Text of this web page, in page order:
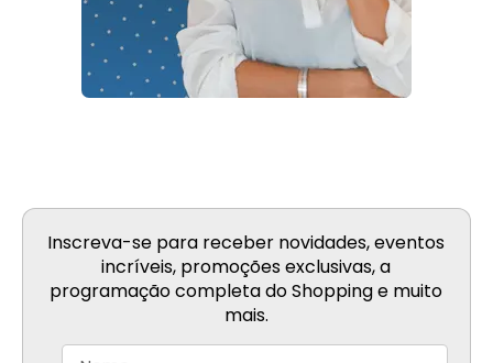
Inscreva-se para receber novidades, eventos
incríveis, promoções exclusivas, a
programação completa do Shopping e muito
mais.